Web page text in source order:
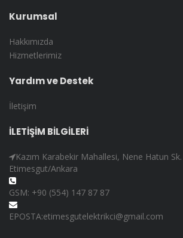
Kurumsal
Hakkımızda
Hizmetlerimiz
Yardım ve Destek
İletişim
İLETİŞİM BİLGİLERİ
Kazım Karabekir Mahallesi, Nene Hatun
Etimesgut/Ankara
GSM: +90 (554) 147 87 87
EPOSTA:etimesgutelektrikci@gmail.com